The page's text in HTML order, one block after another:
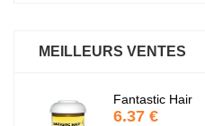
MEILLEURS VENTES
Fantastic Hair
6.37 €